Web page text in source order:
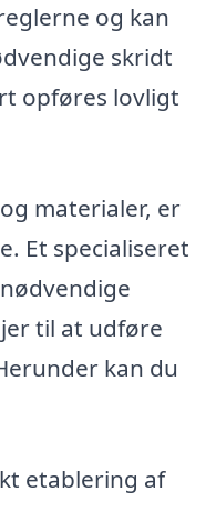
og kan
skridt
opføres lovligt
materialer, er
Et specialiseret
til at udføre
kan du
etablering af